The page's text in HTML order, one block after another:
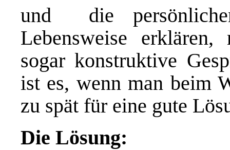
und die
Lebensweise erklären,
sogar konstruktive
ist es, wenn man beim
zu spät für eine gute
Die Lösung: